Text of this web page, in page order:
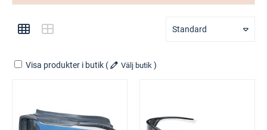
Standard
Visa produkter i butik ( Välj butik )